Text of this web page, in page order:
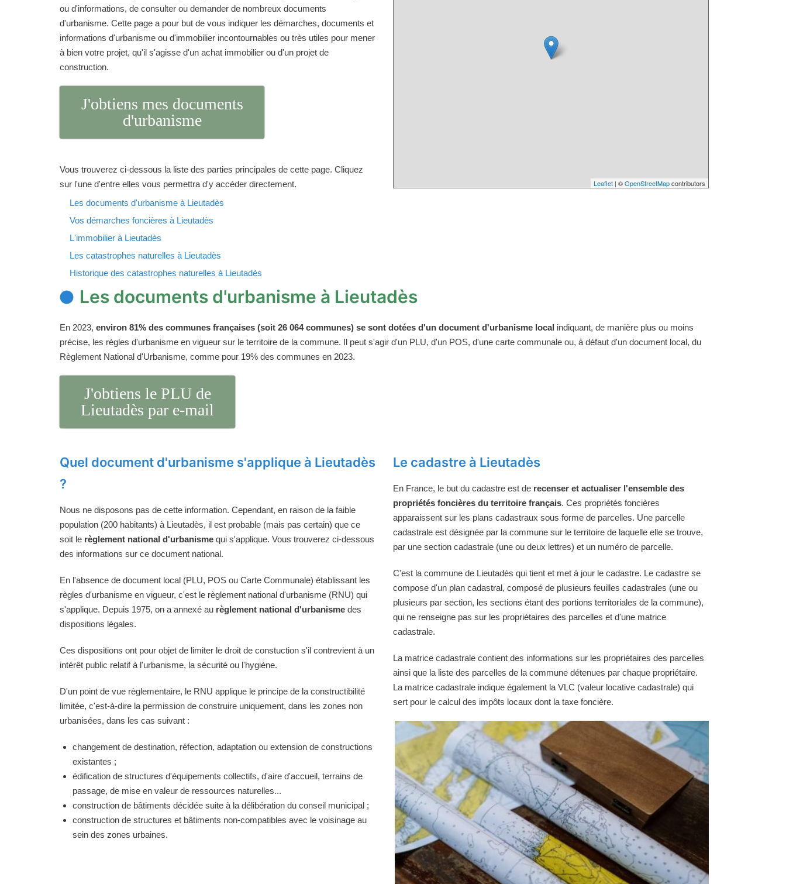
ou d'informations, de consulter ou demander de nombreux documents
d'urbanisme. Cette page a pour but de vous indiquer les démarches, documents et
informations d'urbanisme ou d'immobilier incontournables ou très utiles pour mener
à bien votre projet, qu'il s'agisse d'un achat immobilier ou d'un projet de
construction.
J'obtiens mes documents
d'urbanisme
Vous trouverez ci-dessous la liste des parties principales de cette page. Cliquez
sur l'une d'entre elles vous permettra d'y accéder directement.
Les documents d'urbanisme à Lieutadès
Vos démarches foncières à Lieutadès
L'immobilier à Lieutadès
Les catastrophes naturelles à Lieutadès
Historique des catastrophes naturelles à Lieutadès
Leaflet | ©OpenStreetMapcontributors
Les documents d'urbanisme à Lieutadès
En 2023, environ 81% des communes françaises (soit 26 064 communes) se sont dotées d'un document d'urbanisme local indiquant, de manière plus ou moins
précise, les règles d'urbanisme en vigueur sur le territoire de la commune. Il peut s'agir d'un PLU, d'un POS, d'une carte communale ou, à défaut d'un document local, du
Règlement National d'Urbanisme, comme pour 19% des communes en 2023.
J'obtiens le PLU de
Lieutadès par e-mail
Quel document d'urbanisme s'applique à Lieutadès
?
Nous ne disposons pas de cette information. Cependant, en raison de la faible
population (200 habitants) à Lieutadès, il est probable (mais pas certain) que ce
soit le règlement national d'urbanisme qui s'applique. Vous trouverez ci-dessous
des informations sur ce document national.
En l'absence de document local (PLU, POS ou Carte Communale) établissant les
règles d'urbanisme en vigueur, c'est le règlement national d'urbanisme (RNU) qui
s'applique. Depuis 1975, on a annexé au règlement national d'urbanisme des
dispositions légales.
Ces dispositions ont pour objet de limiter le droit de constuction s'il contrevient à un
intérêt public relatif à l'urbanisme, la sécurité ou l'hygiène.
D'un point de vue règlementaire, le RNU applique le principe de la constructibilité
limitée, c'est-à-dire la permission de construire uniquement, dans les zones non
urbanisées, dans les cas suivant :
changement de destination, réfection, adaptation ou extension de constructions
existantes ;
édification de structures d'équipements collectifs, d'aire d'accueil, terrains de
passage, de mise en valeur de ressources naturelles...
construction de bâtiments décidée suite à la délibération du conseil municipal ;
construction de structures et bâtiments non-compatibles avec le voisinage au
sein des zones urbaines.
Le cadastre à Lieutadès
En France, le but du cadastre est de recenser et actualiser l'ensemble des
propriétés foncières du territoire français. Ces propriétés foncières
apparaissent sur les plans cadastraux sous forme de parcelles. Une parcelle
cadastrale est désignée par la commune sur le territoire de laquelle elle se trouve,
par une section cadastrale (une ou deux lettres) et un numéro de parcelle.
C'est la commune de Lieutadès qui tient et met à jour le cadastre. Le cadastre se
compose d'un plan cadastral, composé de plusieurs feuilles cadastrales (une ou
plusieurs par section, les sections étant des portions territoriales de la commune),
qui ne renseigne pas sur les propriétaires des parcelles et d'une matrice
cadastrale.
La matrice cadastrale contient des informations sur les propriétaires des parcelles
ainsi que la liste des parcelles de la commune détenues par chaque propriétaire.
La matrice cadastrale indique également la VLC (valeur locative cadastrale) qui
sert pour le calcul des impôts locaux dont la taxe foncière.